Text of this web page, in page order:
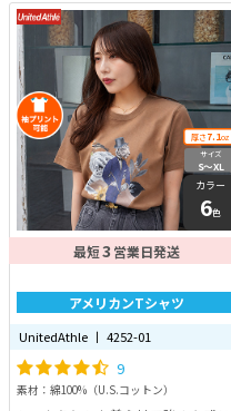
厚さ7.1oz
サイズ
S〜XL
カラー
6色
最短3 営業日発送
アメリカンTシャツ
UnitedAthle 丨 4252-01
9
素材：綿100%（U.S.コットン）